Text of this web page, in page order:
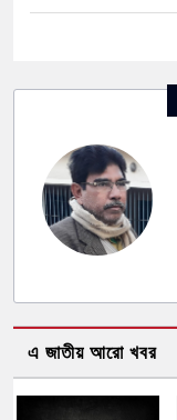
এ জাতীয় আরো খবর